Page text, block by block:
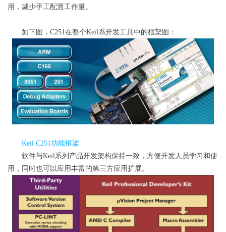
用，减少手工配置工作量。
如下图，C251在整个Keil系开发工具中的框架图：
Keil C251功能框架
软件与Keil系列产品开发架构保持一致，方便开发人员学习和使
用，同时也可以应用丰富的第三方应用扩展。